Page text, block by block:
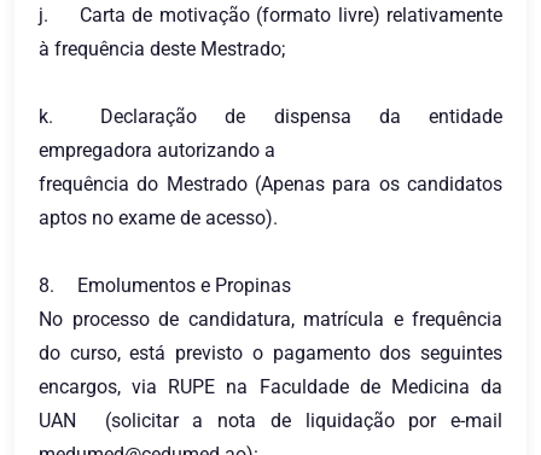
j.
Carta de motivação (formato livre) relativamente
à frequência deste Mestrado;
k.
Declaração de dispensa da entidade
empregadora autorizando a
frequência do Mestrado (Apenas para os candidatos
aptos no exame de acesso).
8.
Emolumentos e Propinas
No processo de candidatura, matrícula e frequência
do curso, está previsto o pagamento dos seguintes
encargos, via RUPE na Faculdade de Medicina da
UAN (solicitar a nota de liquidação por e-mail